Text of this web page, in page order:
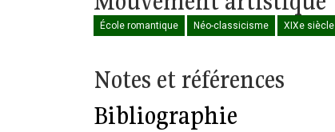
École romantique Néo-classicisme XIXe siècle
Notes et références
Bibliographie